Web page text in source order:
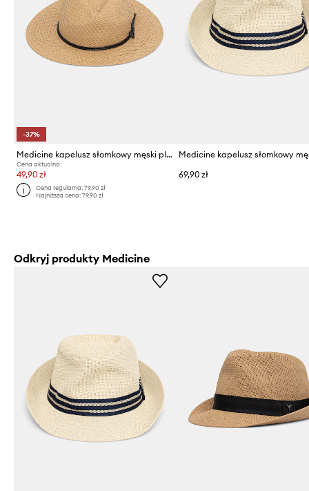
-37%
Medicine kapelusz słomkowy męski pleciony
Cena aktualna:
49,90 zł
Cena regularna:79,90 zł
Najniższa cena:79,90 zł
69,90 zł
Odkryj produkty Medicine